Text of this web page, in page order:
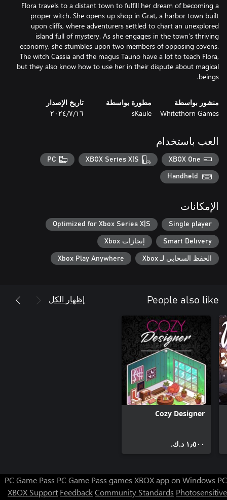
Flora travels to a distant town to fulfill her dream of becoming a
proper witch. She opens up shop in Grat, a harbor town built
upon cliffs, where adventurers settled to chart an unexplored
island full of mystery. As she engages in the town’s thriving
economy, she stumbles upon two members of opposing covens.
The witch Cassia and the magus Tauno have a lot to teach Flora,
but they also know how to use her in their dispute about magical
beings.
منشور بواسطة
Whitethorn Games
مطورة بواسطة
sKaule
تاريخ الإصدار
١٦‏/٧‏/٢٠٢٤
العب باستخدام
XBOX One
XBOX Series X|S
PC
Handheld
الإمكانات
Single player
Optimized for Xbox Series X|S
Smart Delivery إنجازات Xbox
الحفظ السحابي لـ Xbox Xbox Play Anywhere
People also like إظهار الكل
Cozy Designer
١٫٥٠٠ د.ك.‏
PC Game Pass PC Game Pass games XBOX app on Windows PC
XBOX Support FeedbackCommunity Standards Photosensitive